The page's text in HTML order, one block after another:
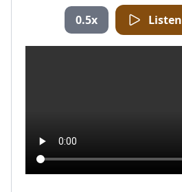
0.5x Listen